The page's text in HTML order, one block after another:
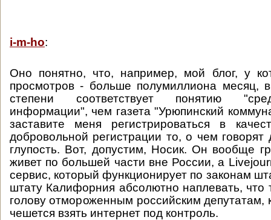
i-m-ho:
Оно понятно, что, например, мой блог, у
просмотров - больше полумиллиона месяц,
степени соответствует понятию
информации", чем газета "Урюпинский
заставите меня регистрироваться в
добровольной регистрации то, о чем говорят
глупость. Вот, допустим, Носик. Он вообще
живет по большей части вне России, а
сервис, который функционирует по законам
штату Калифорния абсолютно наплевать,
голову отмороженным российским депутатам,
чешется взять интернет под контроль.